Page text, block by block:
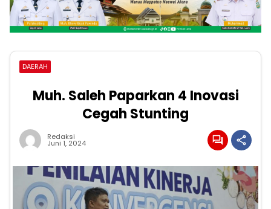
DAERAH
Muh. Saleh Paparkan 4 Inovasi
Cegah Stunting
Redaksi
Juni 1, 2024